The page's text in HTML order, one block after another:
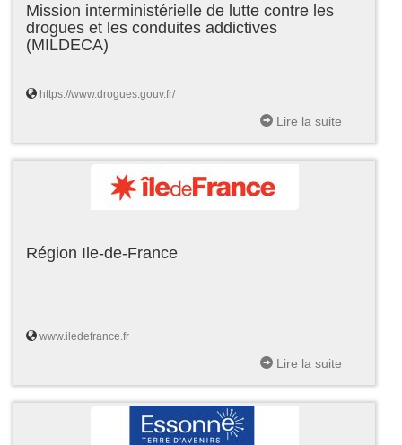
Mission interministérielle de lutte contre les
drogues et les conduites addictives
(MILDECA)
https://www.drogues.gouv.fr/
Lire la suite
Région Ile-de-France
www.iledefrance.fr
Lire la suite